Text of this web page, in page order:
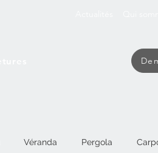
Véranda Pergola